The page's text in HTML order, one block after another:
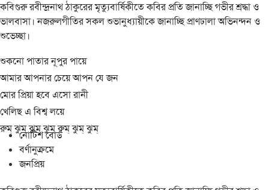
কবিগুরু রবীন্দ্রনাথ ঠাকুরের মৃত্যুবার্ষিকীতে কবির প্রতি জানাচ্ছি গভীর শ্রদ্ধা ও
ভালবাসা। নজরুলগীতির সকল শুভানুধ্যায়ীকে জানাচ্ছি প্রাণঢালা অভিনন্দন ও
শুভেচ্ছা।
শুকনো পাতার নূপুর পায়ে
আমার আপনার চেয়ে আপন যে জন
মোর প্রিয়া হবে এসো রানী
খেলিছ এ বিশ্ব লয়ে
রুম্ ঝুম্ ঝুম্ ঝুম্ রুম্ ঝুম্ ঝুম্
নোটিশ বোর্ড
বর্ণানুক্রমে
জনপ্রিয়